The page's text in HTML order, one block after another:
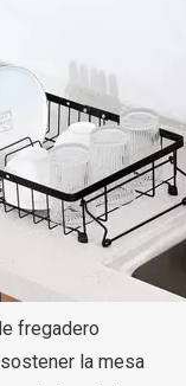
fregadero
la mesa